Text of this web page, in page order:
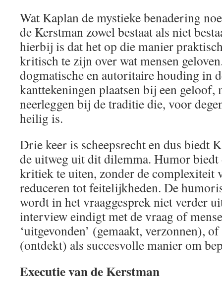
Wat Kaplan de mystieke benadering
de Kerstman zowel bestaat als niet
hierbij is dat het op die manier
kritisch te zijn over wat mensen
dogmatische en autoritaire houding in
kanttekeningen plaatsen bij een geloof,
neerleggen bij de traditie die, voor
heilig is.
Drie keer is scheepsrecht en dus biedt
de uitweg uit dit dilemma. Humor
kritiek te uiten, zonder de complexiteit
reduceren tot feitelijkheden. De
wordt in het vraaggesprek niet verder
interview eindigt met de vraag of
‘uitgevonden’ (gemaakt, verzonnen), of
(ontdekt) als succesvolle manier om
Executie van de Kerstman